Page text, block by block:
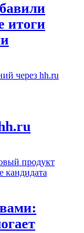
итоги